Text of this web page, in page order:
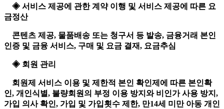
◈ 서비스 제공에 관한 계약 이행 및 서비스 제공에 따른 요
금정산
콘텐츠 제공, 물품배송 또는 청구서 등 발송, 금융거래 본인
인증 및 금융 서비스, 구매 및 요금 결재, 요금추심
◈ 회원 관리
회원제 서비스 이용 및 제한적 본인 확인제에 따른 본인확
인, 개인식별, 불량회원의 부정 이용 방지와 비인가 사용 방지,
가입 의사 확인, 가입 및 가입횟수 제한, 만14세 미만 아동 개인